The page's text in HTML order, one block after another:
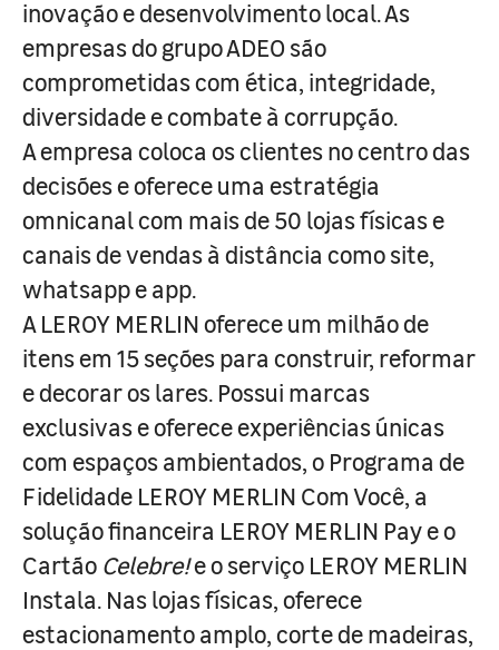
inovação e desenvolvimento local. As
empresas do grupo ADEO são
comprometidas com ética, integridade,
diversidade e combate à corrupção.
A empresa coloca os clientes no centro das
decisões e oferece uma estratégia
omnicanal com mais de 50 lojas físicas e
canais de vendas à distância como site,
whatsapp e app.
A LEROY MERLIN oferece um milhão de
itens em 15 seções para construir, reformar
e decorar os lares. Possui marcas
exclusivas e oferece experiências únicas
com espaços ambientados, o Programa de
Fidelidade LEROY MERLIN Com Você, a
solução financeira LEROY MERLIN Pay e o
Cartão Celebre!e o serviço LEROY MERLIN
Instala. Nas lojas físicas, oferece
estacionamento amplo, corte de madeiras,